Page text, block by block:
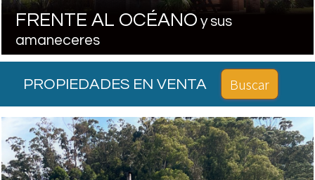
FRENTE AL OCÉANO y sus
amaneceres
PROPIEDADES EN VENTA Buscar